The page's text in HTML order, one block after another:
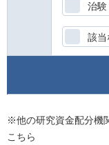
治験
該当
※他の研究資金配分機
こちら